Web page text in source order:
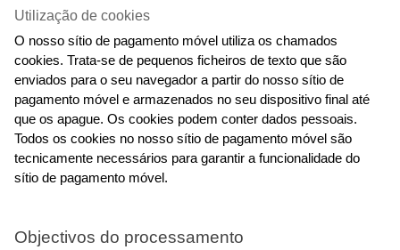
Utilização de cookies
O nosso sítio de pagamento móvel utiliza os chamados
cookies. Trata-se de pequenos ficheiros de texto que são
enviados para o seu navegador a partir do nosso sítio de
pagamento móvel e armazenados no seu dispositivo final até
que os apague. Os cookies podem conter dados pessoais.
Todos os cookies no nosso sítio de pagamento móvel são
tecnicamente necessários para garantir a funcionalidade do
sítio de pagamento móvel.
Objectivos do processamento